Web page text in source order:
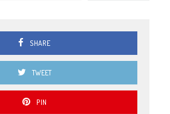
SHARE
TWEET
PIN